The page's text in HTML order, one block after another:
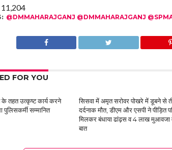
11,204
@DMMAHARAJGANJ @DMMAHARAJGANJ
FOR YOU
तहत उत्कृष्ट कार्य करने
पुलिसकर्मी सम्मानित
सिसवा में अमृत सरोवर पोखरे में डूबने से
दर्दनाक मौत, डीएम और एसपी ने पीड़ित
मिलकर बंधाया ढांढ़स व 4 लाख मुआवजा
बात